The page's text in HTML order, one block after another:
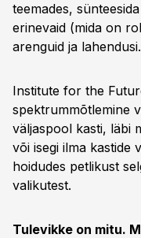
teemades,
erinevaid (mida on
arenguid ja lahendusi.
Institute for the
spektrummõtlemine
väljaspool kasti, läbi
või isegi ilma kastide
hoidudes petlikust
valikutest.
Tulevikke on mitu.